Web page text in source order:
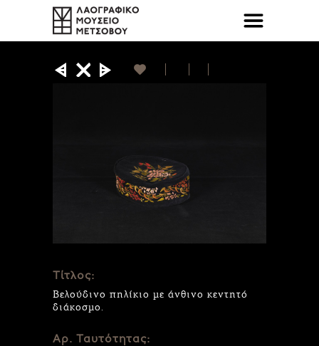
Τίτλος:
Βελούδινο πηλίκιο με άνθινο κεντητό
διάκοσμο.
Αρ. Ταυτότητας: